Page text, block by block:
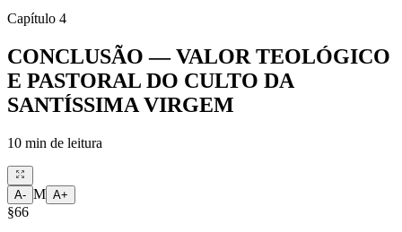
Capítulo 4
CONCLUSÃO — VALOR TEOLÓGICO
E PASTORAL DO CULTO DA
SANTÍSSIMA VIRGEM
10 min de leitura
A- M A+
§66